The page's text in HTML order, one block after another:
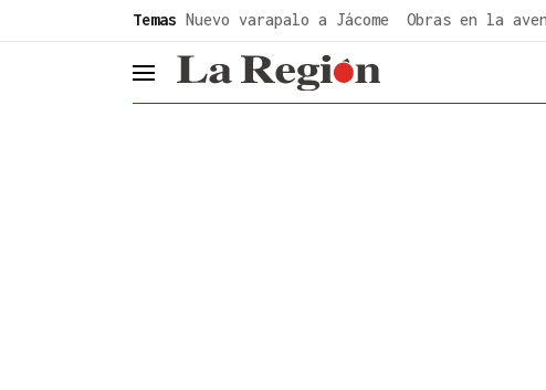
Temas Nuevo varapalo a Jácome Obras en la
header.menu.open